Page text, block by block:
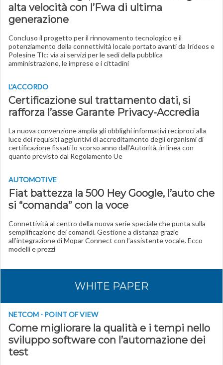
alta velocità con l’Fwa di ultima
generazione
Concluso il progetto per il rinnovamento tecnologico e il
potenziamento della connettività locale portato avanti da Irideos e
Polesine Tlc: via ai servizi per le sedi della pubblica
amministrazione, le imprese e i cittadini
L'ACCORDO
Certificazione sul trattamento dati, si
rafforza l’asse Garante Privacy-Accredia
La nuova convenzione amplia gli obblighi informativi reciproci alla
luce dei requisiti aggiuntivi di accreditamento degli organismi di
certificazione fissati lo scorso anno dall’Autorità, in linea con
quanto previsto dal Regolamento Ue
AUTOMOTIVE
Fiat battezza la 500 Hey Google, l’auto che
si “comanda” con la voce
Connettività al centro della nuova serie speciale che punta sulla
semplificazione dei comandi. Gestione a distanza grazie
all’integrazione di Mopar Connect con l’assistente vocale. Ecco
modelli e prezzi
WHITE PAPER
NETCOM - POINT OF VIEW
Come migliorare la qualità e i tempi nello
sviluppo software con l’automazione dei
test